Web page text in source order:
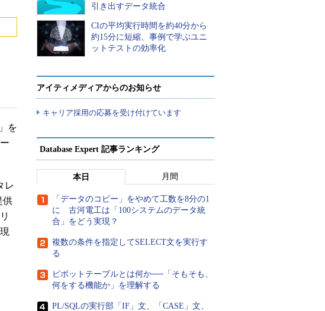
ログ
を
レ
供
引き出すデータ統合
CIの平均実行時間を約40分から
約15分に短縮、事例で学ぶユニ
ットテストの効率化
アイティメディアからのお知らせ
キャリア採用の応募を受け付けています
Database Expert 記事ランキング
本日 月間
「データのコピー」をやめて工数を8分の1
に 古河電工は「100システムのデータ統
合」をどう実現？
複数の条件を指定してSELECT文を実行す
る
ピボットテーブルとは何か──「そもそも、
何をする機能か」を理解する
PL/SQLの実行部「IF」文、「CASE」文、